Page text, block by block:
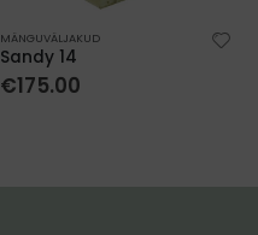
MÄNGUVÄLJAKUD
Sandy 14
€175.00